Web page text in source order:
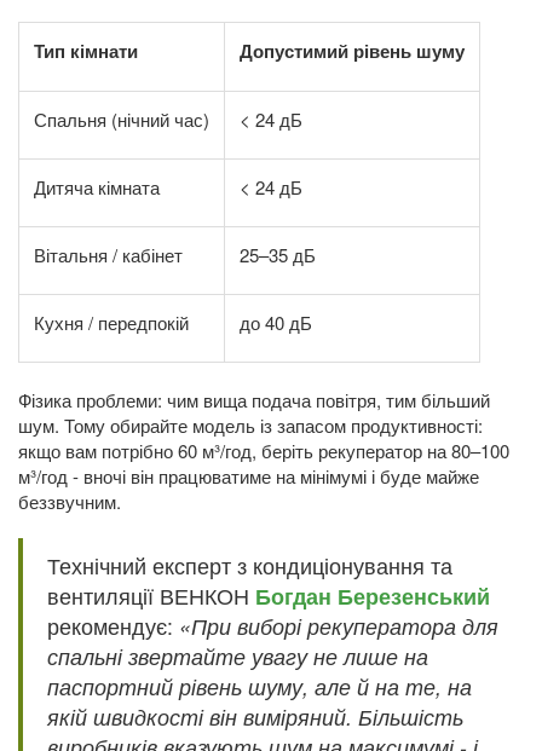
Тип кімнати Допустимий рівень шуму
Спальня (нічний час) < 24 дБ
Дитяча кімната < 24 дБ
Вітальня / кабінет 25–35 дБ
Кухня / передпокій до 40 дБ
Фізика проблеми: чим вища подача повітря, тим більший
шум. Тому обирайте модель із запасом продуктивності:
якщо вам потрібно 60 м³/год, беріть рекуператор на 80–100
м³/год - вночі він працюватиме на мінімумі і буде майже
беззвучним.
Технічний експерт з кондиціонування та
вентиляції ВЕНКОН Богдан Березенський
рекомендує: «При виборі рекуператора для
спальні звертайте увагу не лише на
паспортний рівень шуму, але й на те, на
якій швидкості він виміряний. Більшість